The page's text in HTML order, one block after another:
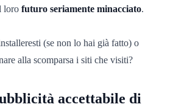
loro futuro seriamente minacciato.
(se non lo hai già fatto) o
alla scomparsa i siti che visiti?
accettabile di